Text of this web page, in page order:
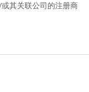
或其关联公司的注册商